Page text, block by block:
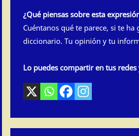
¿Qué piensas sobre esta
Cuéntanos qué te parece, si te
diccionario. Tu opinión y tu
Lo puedes compartir en tus